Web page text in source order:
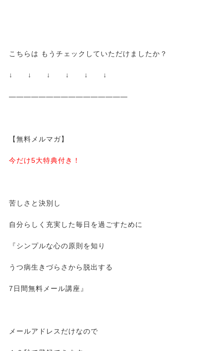
こちらは もうチェックしていただけましたか？
↓ ↓ ↓ ↓ ↓ ↓
————————————————
【無料メルマガ】
今だけ5大特典付き！
苦しさと決別し
自分らしく充実した毎日を過ごすために
『シンプルな心の原則を知り
うつ病生きづらさから脱出する
7日間無料メール講座』
メールアドレスだけなので